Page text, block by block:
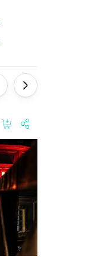
'